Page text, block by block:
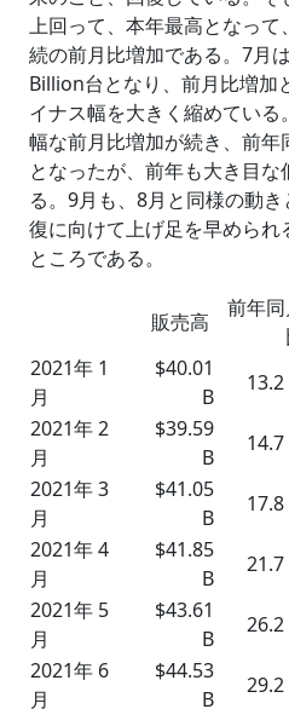
上回って、本年最高となっ
続の前月比増加である。7月
Billion台となり、前月比増加
イナス幅を大きく縮めてい
幅な前月比増加が続き、前年
となったが、前年も大き目
る。9月も、8月と同様の動
復に向けて上げ足を早めら
ところである。
販売高
前年同
2021年 1
月
$40.01
B
13.2
2021年 2
月
$39.59
B
14.7
2021年 3
月
$41.05
B
17.8
2021年 4
月
$41.85
B
21.7
2021年 5
月
$43.61
B
26.2
2021年 6
月
$44.53
B
29.2